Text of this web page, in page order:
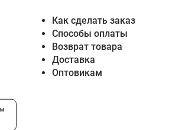
Как сделать заказ
Способы оплаты
Возврат товара
Доставка
Оптовикам